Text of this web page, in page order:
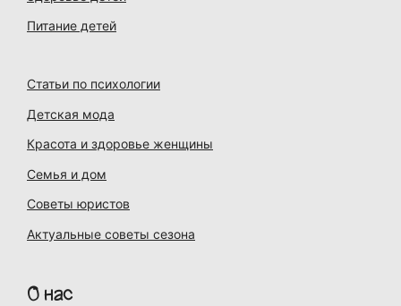
Питание детей
Статьи по психологии
Детская мода
Красота и здоровье женщины
Семья и дом
Советы юристов
Актуальные советы сезона
О нас